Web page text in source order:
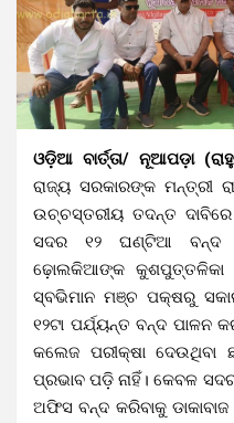
ଓଡ଼ିଆ ବାର୍ତ୍ତା/ ନୂଆପଡ଼ା
ରାଜ୍ୟ ସରକାରଙ୍କ ମନ୍ତ୍ରୀ
ଉଚ୍ଚସ୍ତରୀୟ ତଦନ୍ତ
ସଦର ୧୨ ଘଣ୍ଟିଆ ବନ୍ଦ
ଢ଼ୋଲକିଆଙ୍କ କୁଶପୁତ୍ତଳିକା
ସ୍ବଭିମାନ ମଞ୍ଚ ପକ୍ଷରୁ
୧୨ଟା ପର୍ଯ୍ୟନ୍ତ ବନ୍ଦ ପାଳନ
କଲେଜ ପରୀକ୍ଷା ଦେଉଥିବା
ପ୍ରଭାବ ପଡ଼ି ନାହିଁ। କେବଳ
ଅଫିସ ବନ୍ଦ କରିବାକୁ